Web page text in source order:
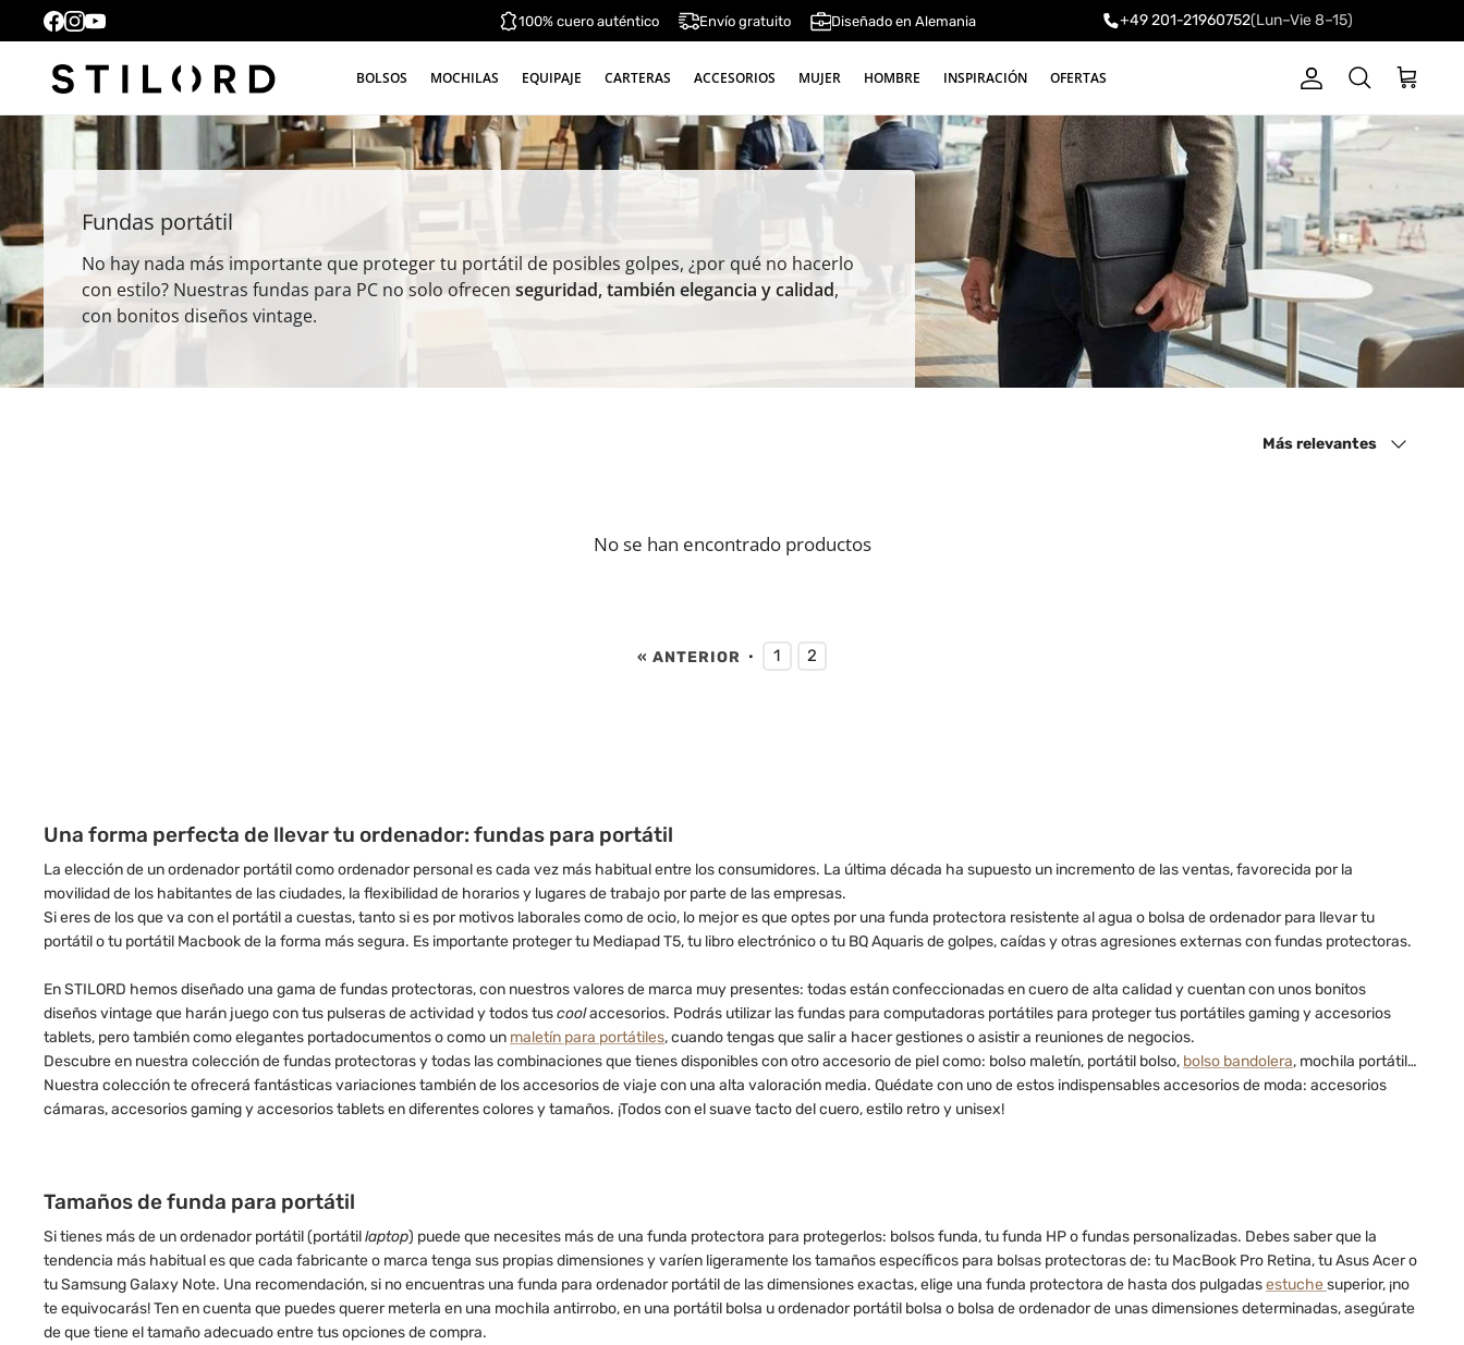
100% cuero auténtico Envío gratuito Diseñado en Alemania +49 201-21960752(Lun–Vie 8–15)
BOLSOS MOCHILAS EQUIPAJE CARTERAS ACCESORIOS MUJER HOMBRE INSPIRACIÓN OFERTAS CuentaBuscar Carrito
Fundas portátil
No hay nada más importante que proteger tu portátil de posibles golpes, ¿por qué no hacerlo
con estilo? Nuestras fundas para PC no solo ofrecen seguridad, también elegancia y calidad,
con bonitos diseños vintage.
Más relevantes
No se han encontrado productos
« ANTERIOR · 1 2
Una forma perfecta de llevar tu ordenador: fundas para portátil
La elección de un ordenador portátil como ordenador personal es cada vez más habitual entre los consumidores. La última década ha supuesto un incremento de las ventas, favorecida por la
movilidad de los habitantes de las ciudades, la flexibilidad de horarios y lugares de trabajo por parte de las empresas.
Si eres de los que va con el portátil a cuestas, tanto si es por motivos laborales como de ocio, lo mejor es que optes por una funda protectora resistente al agua o bolsa de ordenador para llevar tu
portátil o tu portátil Macbook de la forma más segura. Es importante proteger tu Mediapad T5, tu libro electrónico o tu BQ Aquaris de golpes, caídas y otras agresiones externas con fundas protectoras.
En STILORD hemos diseñado una gama de fundas protectoras, con nuestros valores de marca muy presentes: todas están confeccionadas en cuero de alta calidad y cuentan con unos bonitos
diseños vintage que harán juego con tus pulseras de actividad y todos tuscoolaccesorios. Podrás utilizar las fundas para computadoras portátiles para proteger tus portátiles gaming y accesorios
tablets, pero también como elegantes portadocumentos o como un maletín para portátiles, cuando tengas que salir a hacer gestiones o asistir a reuniones de negocios.
Descubre en nuestra colección de fundas protectoras y todas las combinaciones que tienes disponibles con otro accesorio de piel como: bolso maletín, portátil bolso, bolso bandolera, mochila portátil…
Nuestra colección te ofrecerá fantásticas variaciones también de los accesorios de viaje con una alta valoración media. Quédate con uno de estos indispensables accesorios de moda: accesorios
cámaras, accesorios gaming y accesorios tablets en diferentes colores y tamaños. ¡Todos con el suave tacto del cuero, estilo retro y unisex!
Tamaños de funda para portátil
Si tienes más de un ordenador portátil (portátillaptop) puede que necesites más de una funda protectora para protegerlos: bolsos funda, tu funda HP o fundas personalizadas. Debes saber que la
tendencia más habitual es que cada fabricante o marca tenga sus propias dimensiones y varíen ligeramente los tamaños específicos para bolsas protectoras de: tu MacBook Pro Retina, tu Asus Acer o
tu Samsung Galaxy Note. Una recomendación, si no encuentras una funda para ordenador portátil de las dimensiones exactas, elige una funda protectora de hasta dos pulgadasestuche superior, ¡no
te equivocarás! Ten en cuenta que puedes querer meterla en una mochila antirrobo, en una portátil bolsa u ordenador portátil bolsa o bolsa de ordenador de unas dimensiones determinadas, asegúrate
de que tiene el tamaño adecuado entre tus opciones de compra.